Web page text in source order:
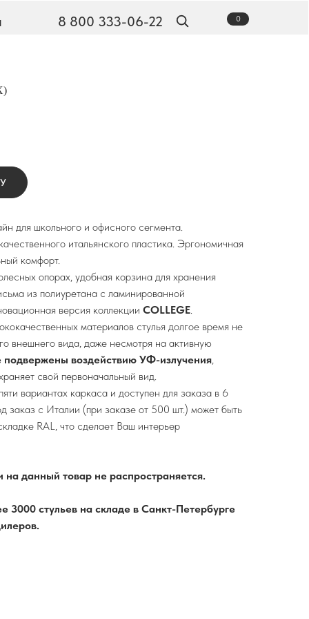
0
8 800 333-06-22
для школьного и офисного сегмента.
итальянского пластика. Эргономичная
комфорт.
опорах, удобная корзина для хранения
из полиуретана с ламинированной
версия коллекции COLLEGE.
материалов стулья долгое время не
внешнего вида, даже несмотря на активную
воздействию УФ-излучения,
свой первоначальный вид.
вариантах каркаса и доступен для заказа в 6
заказ с Италии (при заказе от 500 шт.) может быть
RAL, что сделает Ваш интерьер
на данный товар не распространяется.
3000 стульев на складе в Санкт-Петербурге